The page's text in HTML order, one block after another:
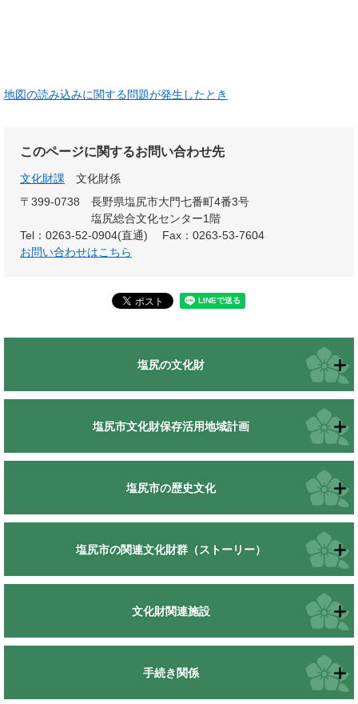
地図の読み込みに関する問題が発生したとき
このページに関するお問い合わせ先
文化財課
文化財係
〒399-0738
長野県塩尻市大門七番町4番3号
塩尻総合文化センター1階
Tel：0263-52-0904(直通)
Fax：0263-53-7604
お問い合わせはこちら
塩尻の文化財
塩尻市文化財保存活用地域計画
塩尻市の歴史文化
塩尻市の関連文化財群（ストーリー）
文化財関連施設
手続き関係